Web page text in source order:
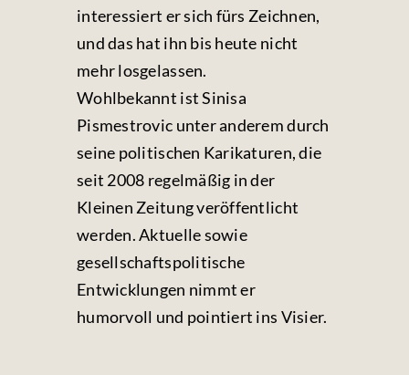
interessiert er sich fürs Zeichnen,
und das hat ihn bis heute nicht
mehr losgelassen.
Wohlbekannt ist Sinisa
Pismestrovic unter anderem durch
seine politischen Karikaturen, die
seit 2008 regelmäßig in der
Kleinen Zeitung veröffentlicht
werden. Aktuelle sowie
gesellschaftspolitische
Entwicklungen nimmt er
humorvoll und pointiert ins Visier.